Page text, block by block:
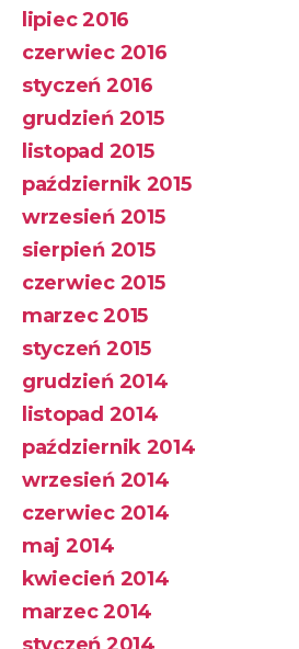
lipiec 2016
czerwiec 2016
styczeń 2016
grudzień 2015
listopad 2015
październik 2015
wrzesień 2015
sierpień 2015
czerwiec 2015
marzec 2015
styczeń 2015
grudzień 2014
listopad 2014
październik 2014
wrzesień 2014
czerwiec 2014
maj 2014
kwiecień 2014
marzec 2014
styczeń 2014